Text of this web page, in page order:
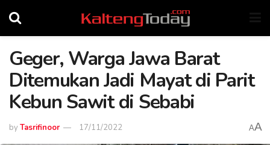
Geger, Warga Jawa Barat
Ditemukan Jadi Mayat di Parit
Kebun Sawit di Sebabi
byTasrifinoor 17/11/2022 AA